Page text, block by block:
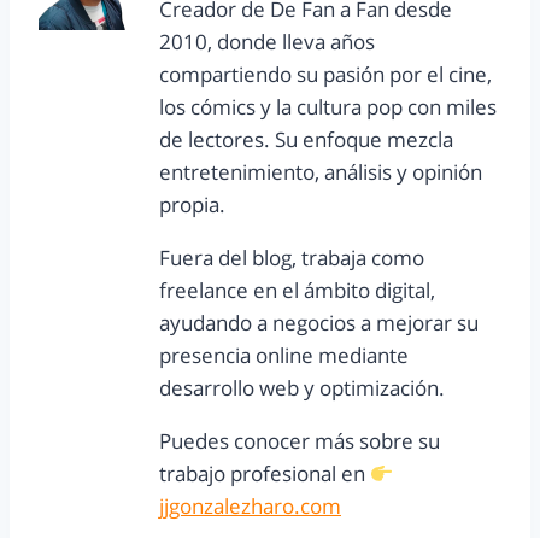
Creador de De Fan a Fan desde
2010, donde lleva años
compartiendo su pasión por el cine,
los cómics y la cultura pop con miles
de lectores. Su enfoque mezcla
entretenimiento, análisis y opinión
propia.
Fuera del blog, trabaja como
freelance en el ámbito digital,
ayudando a negocios a mejorar su
presencia online mediante
desarrollo web y optimización.
Puedes conocer más sobre su
trabajo profesional en
jjgonzalezharo.com